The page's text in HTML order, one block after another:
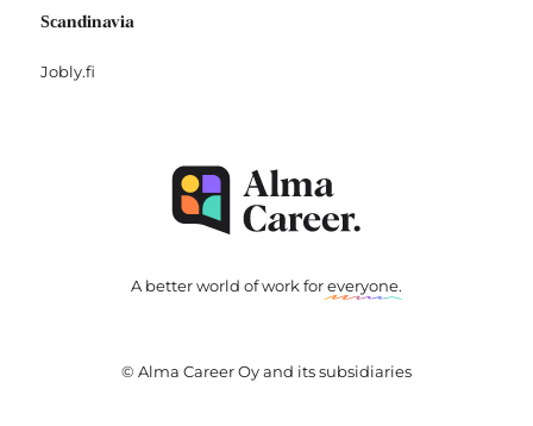
Scandinavia
Jobly.fi
A better world of work foreveryone.
© Alma Career Oy and its subsidiaries